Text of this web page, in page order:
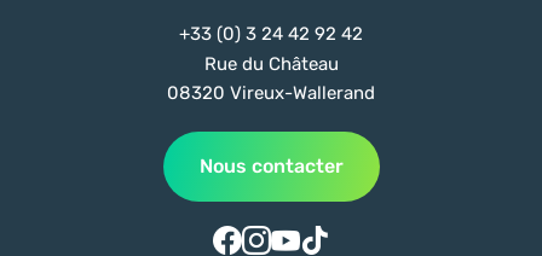
+33 (0) 3 24 42 92 42
Rue du Château
08320 Vireux-Wallerand
Nous contacter
Suivez-nous sur Facebook
Suivez-nous sur Instagram
Suivez-nous sur Youtube
Suivez-nous sur Tiktok